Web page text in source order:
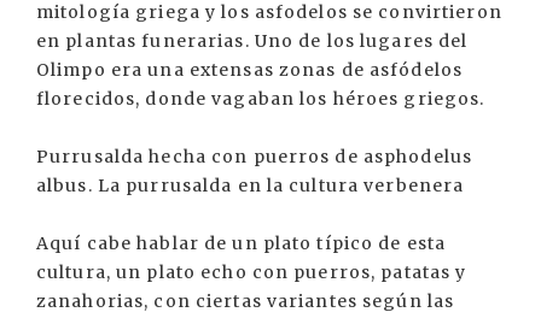
mitología griega y los asfodelos se convirtieron
en plantas funerarias. Uno de los lugares del
Olimpo era una extensas zonas de asfódelos
florecidos, donde vagaban los héroes griegos.
Purrusalda hecha con puerros de asphodelus
albus. La purrusalda en la cultura verbenera
Aquí cabe hablar de un plato típico de esta
cultura, un plato echo con puerros, patatas y
zanahorias, con ciertas variantes según las